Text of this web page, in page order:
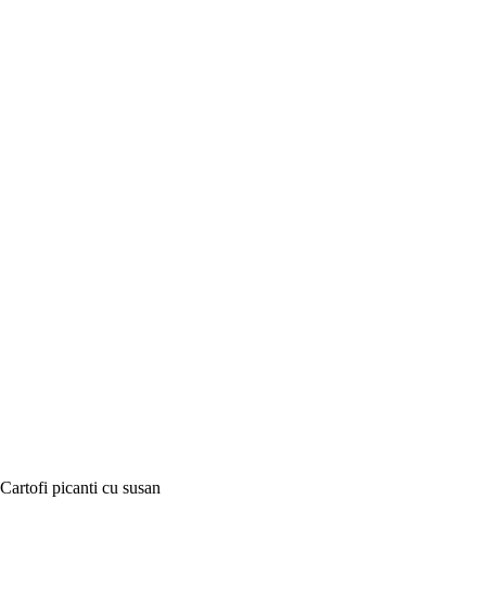
Cartofi picanti cu susan